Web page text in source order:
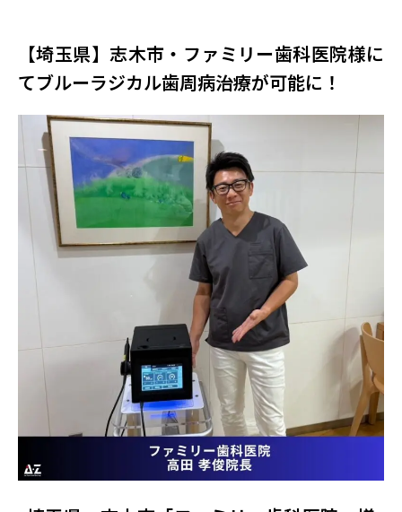
【埼玉県】志木市・ファミリー歯科医院様に
てブルーラジカル歯周病治療が可能に！